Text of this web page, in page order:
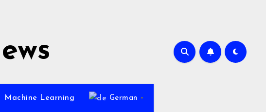
Machine Learning German ▼